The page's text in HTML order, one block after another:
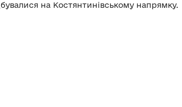
на Костянтинівському напрямку.